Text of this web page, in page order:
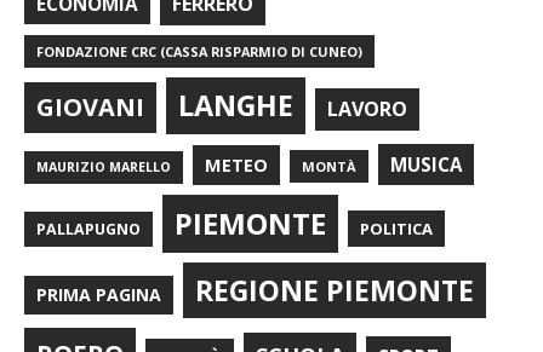
FONDAZIONE CRC (CASSA RISPARMIO DI CUNEO)
GIOVANI LANGHE LAVORO
MAURIZIO MARELLO METEO MONTÀ MUSICA
PALLAPUGNO PIEMONTE POLITICA
PRIMA PAGINA REGIONE PIEMONTE